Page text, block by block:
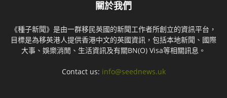
關於我們
《種子新聞》是由一群移民英國的新聞工作者所創立的資訊平台，
目標是為移英港人提供香港中文的英國資訊，包括本地新聞、國際
大事、娛樂消閒、生活資訊及有關BN(O) Visa等相關訊息。
Contact us: info@seednews.uk